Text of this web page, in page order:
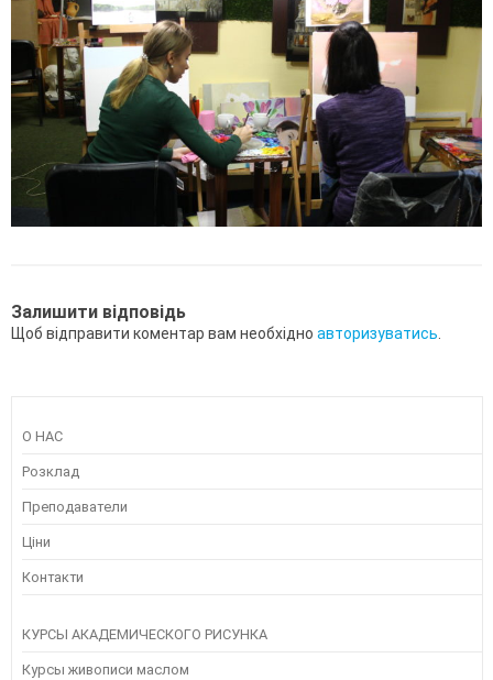
Залишити відповідь
Щоб відправити коментар вам необхідно авторизуватись
О НАС
Розклад
Преподаватели
Ціни
Контакти
КУРСЫ АКАДЕМИЧЕСКОГО РИСУНКА
Курсы живописи маслом